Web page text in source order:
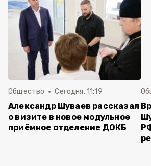
Общество Сегодня, 11:19
Александр Шуваев рассказал
о визите в новое модульное
приёмное отделение ДОКБ